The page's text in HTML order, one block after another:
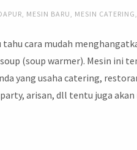
, MESIN BARU, MESIN CATERING,
tahu cara mudah
(soup warmer). Mesin ini
yang usaha catering,
arisan, dll tentu juga